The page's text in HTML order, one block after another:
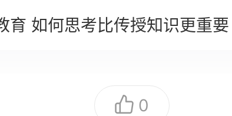
育 如何思考比传授知识更重要
0